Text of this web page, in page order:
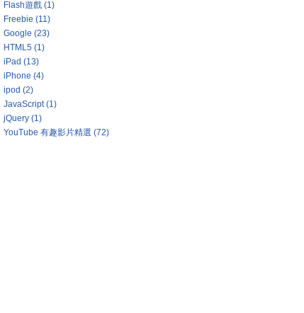
Flash遊戲 (1)
Freebie (11)
Google (23)
HTML5 (1)
iPad (13)
iPhone (4)
ipod (2)
JavaScript (1)
jQuery (1)
YouTube 有趣影片精選 (72)